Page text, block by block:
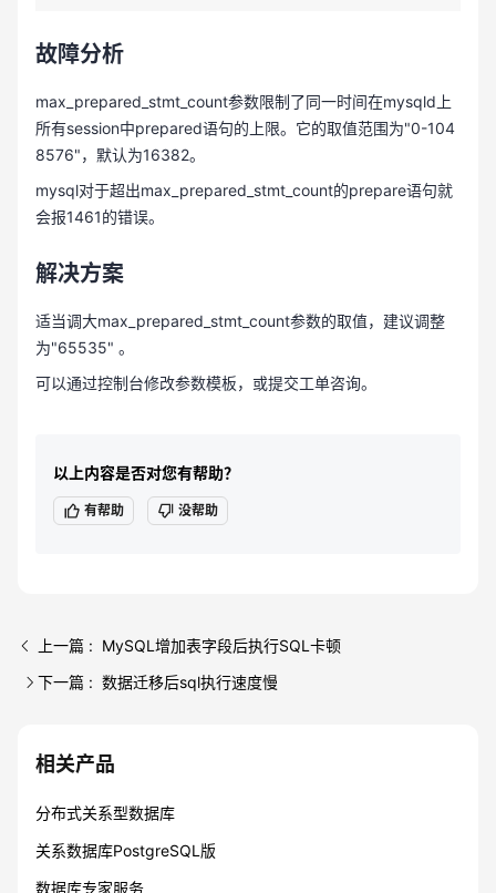
故障分析
max_prepared_stmt_count参数限制了同一时间在mysqld上
所有session中prepared语句的上限。它的取值范围为"0-104
8576"，默认为16382。
mysql对于超出max_prepared_stmt_count的prepare语句就
会报1461的错误。
解决方案
适当调大max_prepared_stmt_count参数的取值，建议调整
为"65535" 。
可以通过控制台修改参数模板，或提交工单咨询。
以上内容是否对您有帮助？
有帮助 没帮助
上一篇 : MySQL增加表字段后执行SQL卡顿
下一篇 : 数据迁移后sql执行速度慢
相关产品
分布式关系型数据库
关系数据库PostgreSQL版
数据库专家服务